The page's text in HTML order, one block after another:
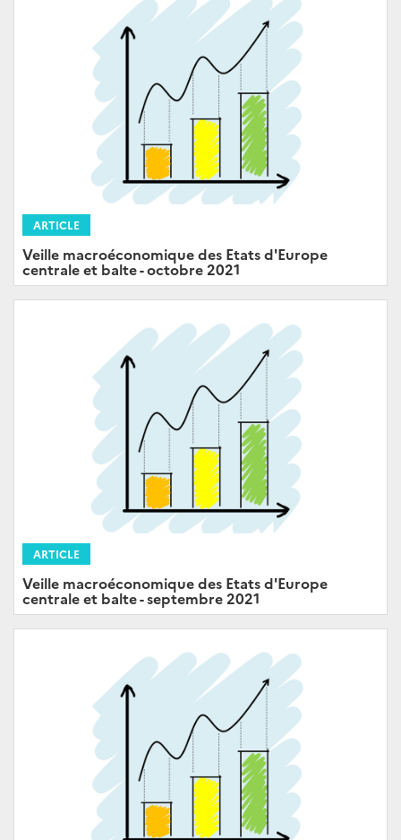
ARTICLE
Veille macroéconomique des Etats d'Europe
centrale et balte - octobre 2021
ARTICLE
Veille macroéconomique des Etats d'Europe
centrale et balte - septembre 2021